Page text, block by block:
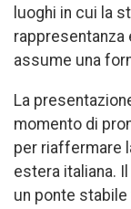
luoghi in cui la
rappresentanza
assume una
La
momento di
per riaffermare
estera italiana.
un ponte stabile